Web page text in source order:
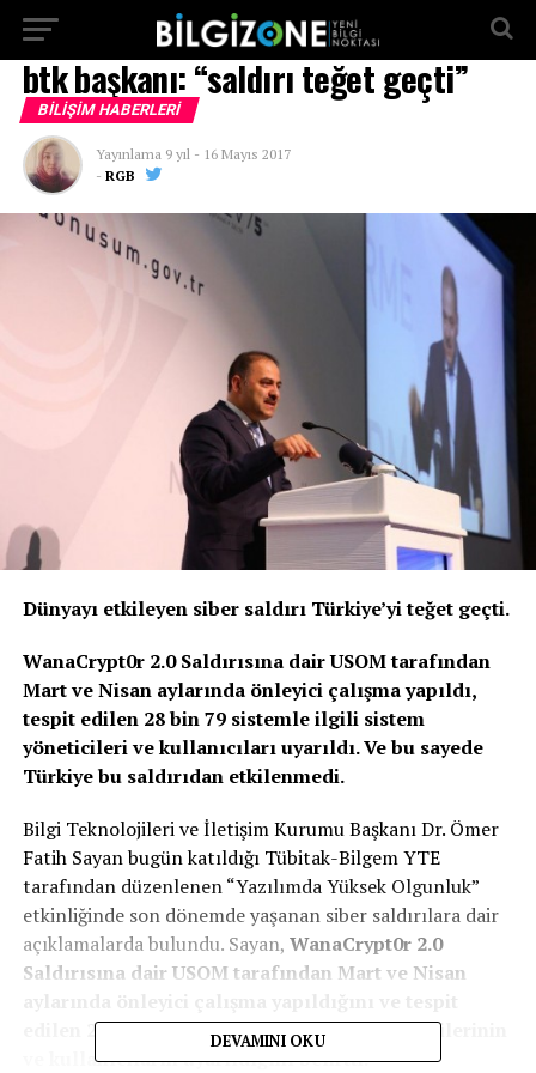
btk başkanı: “saldırı teğet geçti”
BILIŞIM HABERLERI
Yayınlama 9 yıl - 16 Mayıs 2017
- RGB
Dünyayı etkileyen siber saldırı Türkiye’yi teğet geçti.
WanaCrypt0r 2.0 Saldırısına dair USOM tarafından
Mart ve Nisan aylarında önleyici çalışma yapıldı,
tespit edilen 28 bin 79 sistemle ilgili sistem
yöneticileri ve kullanıcıları uyarıldı. Ve bu sayede
Türkiye bu saldırıdan etkilenmedi.
Bilgi Teknolojileri ve İletişim Kurumu Başkanı Dr. Ömer
Fatih Sayan bugün katıldığı Tübitak-Bilgem YTE
tarafından düzenlenen “Yazılımda Yüksek Olgunluk”
etkinliğinde son dönemde yaşanan siber saldırılara dair
açıklamalarda bulundu. Sayan, WanaCrypt0r 2.0
Saldırısına dair USOM tarafından Mart ve Nisan
edilen 28 bin 79 sistemle ilgili sistem yöneticilerinin
ve kullanıcıların uyarıldığını belirtti.
DEVAMINI OKU